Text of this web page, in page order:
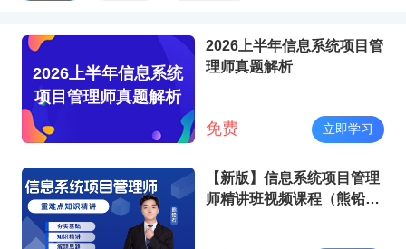
2026上半年信息系统
项目管理师真题解析
2026上半年信息系统项目管
理师真题解析
免费 立即学习
【新版】信息系统项目管理
师精讲班视频课程（熊铅石